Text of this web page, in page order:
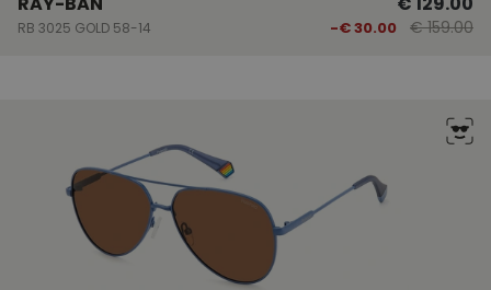
RB 3025 GOLD 58-14 -€ 30.00 € 159.00